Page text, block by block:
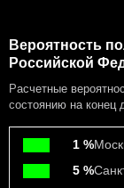
Вероятность
Российской
Расчетные
состоянию на конец
1 %
5 %